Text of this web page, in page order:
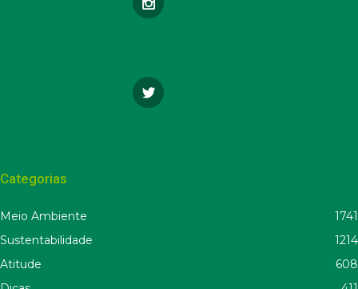
Categorias
Meio Ambiente
1741
Sustentabilidade
1214
Atitude
608